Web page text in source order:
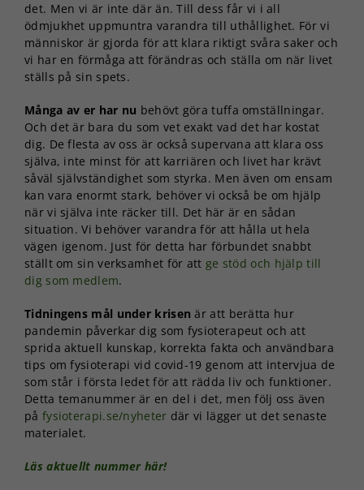
det. Men vi är inte där än. Till dess får vi i all
ödmjukhet uppmuntra varandra till uthållighet. För vi
människor är gjorda för att klara riktigt svåra saker och
vi har en förmåga att förändras och ställa om när livet
ställs på sin spets.
Många av er har nu behövt göra tuffa omställningar.
Och det är bara du som vet exakt vad det har kostat
dig. De flesta av oss är också supervana att klara oss
själva, inte minst för att karriären och livet har krävt
såväl självständighet som styrka. Men även om ensam
kan vara enormt stark, behöver vi också be om hjälp
när vi själva inte räcker till. Det här är en sådan
situation. Vi behöver varandra för att hålla ut hela
vägen igenom. Just för detta har förbundet snabbt
ställt om sin verksamhet för att ge stöd och hjälp till
dig som medlem.
Tidningens mål under krisen är att berätta hur
pandemin påverkar dig som fysioterapeut och att
sprida aktuell kunskap, korrekta fakta och användbara
tips om fysioterapi vid covid-19 genom att intervjua de
som står i första ledet för att rädda liv och funktioner.
Detta temanummer är en del i det, men följ oss även
på fysioterapi.se/nyheter där vi lägger ut det senaste
materialet.
Läs aktuellt nummer här!